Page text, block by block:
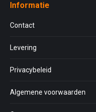
Informatie
Contact
Levering
Privacybeleid
Algemene voorwaarden